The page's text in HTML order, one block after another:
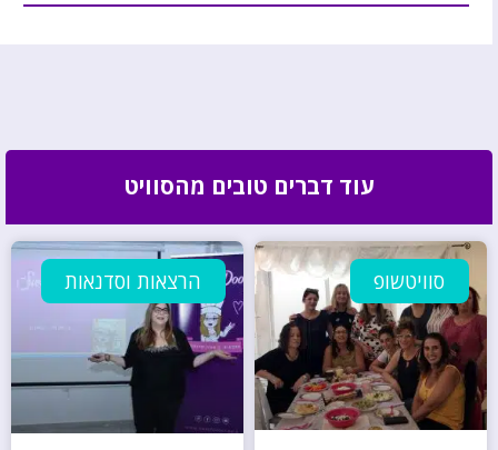
עוד דברים טובים מהסוויט
סוויטשופ הרצאות וסדנאות